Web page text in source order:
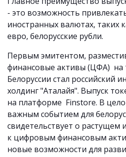
- это возможность
иностранных валютах, таких
евро, белорусские рубли.
Первым эмитентом,
финансовые активы (ЦФА) на
Белоруссии стал российский
холдинг "Аталайя". Выпуск
на платформе Finstore. В
важным событием для
свидетельствует о растущем
к цифровым финансовым
новые возможности для